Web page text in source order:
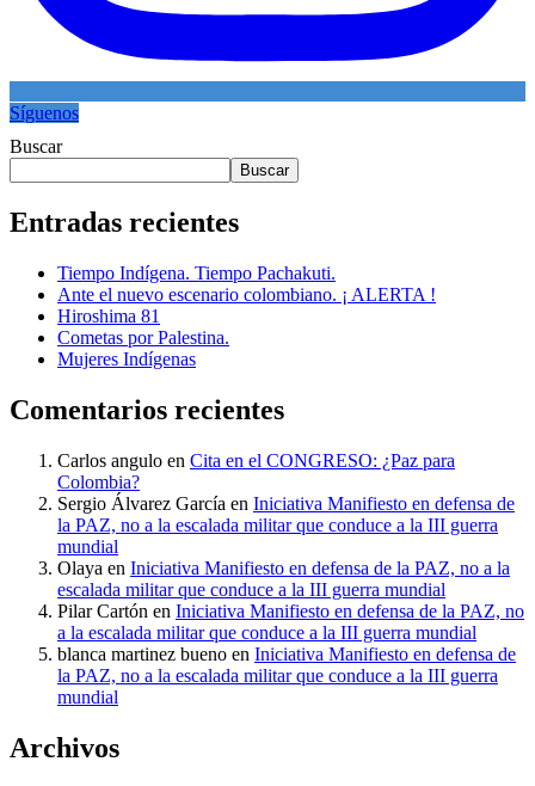
Síguenos
Buscar
Buscar
Entradas recientes
Tiempo Indígena. Tiempo Pachakuti.
Ante el nuevo escenario colombiano. ¡ ALERTA !
Hiroshima 81
Cometas por Palestina.
Mujeres Indígenas
Comentarios recientes
Carlos angulo en Cita en el CONGRESO: ¿Paz para
Colombia?
Sergio Álvarez García en Iniciativa Manifiesto en defensa de
la PAZ, no a la escalada militar que conduce a la III guerra
mundial
Olaya en Iniciativa Manifiesto en defensa de la PAZ, no a la
escalada militar que conduce a la III guerra mundial
Pilar Cartón en Iniciativa Manifiesto en defensa de la PAZ, no
a la escalada militar que conduce a la III guerra mundial
blanca martinez bueno en Iniciativa Manifiesto en defensa de
la PAZ, no a la escalada militar que conduce a la III guerra
mundial
Archivos